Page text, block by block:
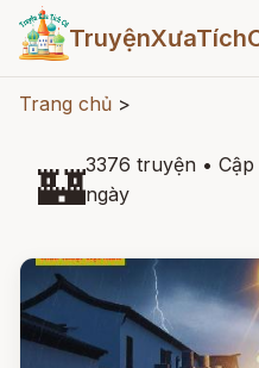
Trang chủ >
🏰3376 truyện •
ngày